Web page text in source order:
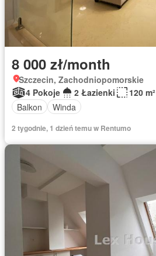
8 000 zł/month
Szczecin, Zachodniopomorskie
4 Pokoje
2 Łazienki
120 m²
Balkon
Winda
2 tygodnie, 1 dzień temu w Rentumo